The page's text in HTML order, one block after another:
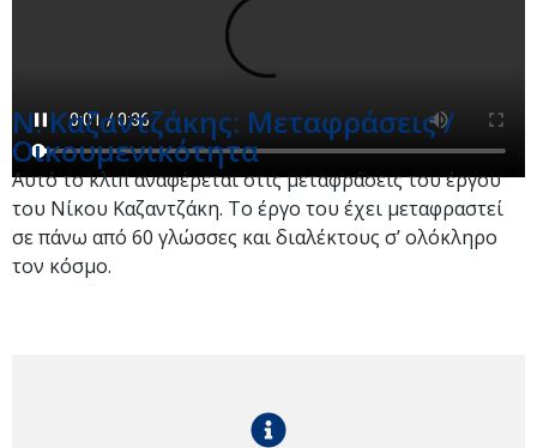
Ν. Καζαντζάκης: Μεταφράσεις /
Οικουμενικότητα
Αυτό το κλιπ αναφέρεται στις μεταφράσεις του έργου
του Νίκου Καζαντζάκη. Το έργο του έχει μεταφραστεί
σε πάνω από 60 γλώσσες και διαλέκτους σ’ ολόκληρο
τον κόσμο.